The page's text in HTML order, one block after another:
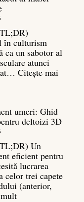
în culturism
ca un sabotor al
atunci
Citește mai
umeri: Ghid
deltoizi 3D
Un
eficient pentru
lucrarea
celor trei capete
(anterior,
: